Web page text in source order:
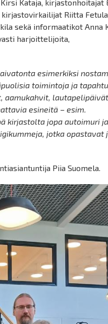
Kataja, kirjastonhoitajat
Riitta
sekä informaatikot Anna
harjoittelijoita,
esimerkiksi
toimintoja ja
aamukahvit,
esineitä – esim.
kirjastolta jopa autoimuri ja
jotka opastavat
Piia Suomela.